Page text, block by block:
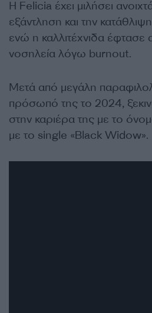
Η Felicia έχει μιλήσει
εξάντληση και την
ενώ η καλλιτέχνιδα έφτασε
νοσηλεία λόγω burnout.
Μετά από μεγάλη
πρόσωπό της το 2024,
στην καριέρα της με το
με το single «Black Widow».